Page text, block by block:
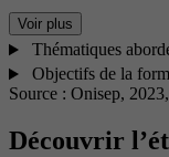
Voir plus
Thématiques
Objectifs de la
Source : Onisep, 2023,
Découvrir